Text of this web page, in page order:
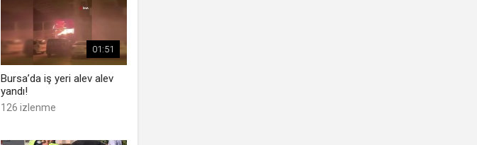
01:51
Bursa’da iş yeri alev alev
yandı!
126 izlenme